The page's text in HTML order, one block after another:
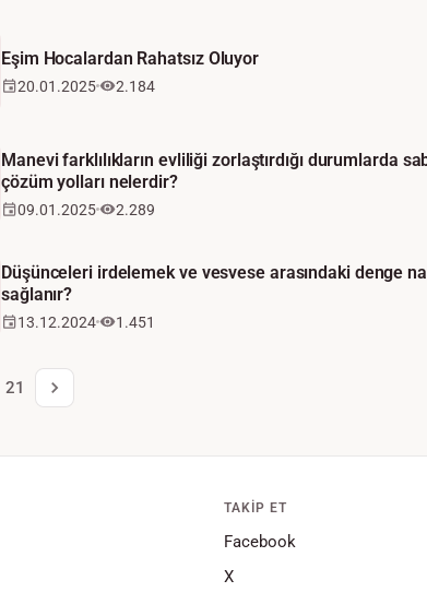
Eşim Hocalardan Rahatsız Oluyor
20.01.2025 2.184
Manevi farklılıkların evliliği zorlaştırdığı durumlarda
çözüm yolları nelerdir?
09.01.2025 2.289
Düşünceleri irdelemek ve vesvese arasındaki denge
sağlanır?
13.12.2024 1.451
21
TAKIP ET
Facebook
X